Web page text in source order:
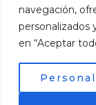
navegación,
personalizados
en “Aceptar
este